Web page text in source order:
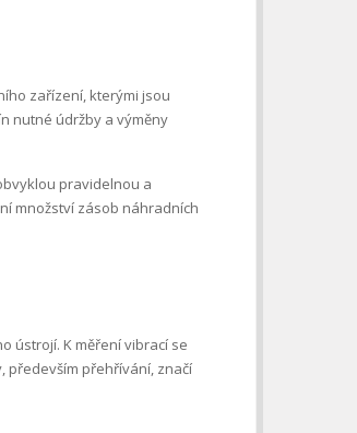
zařízení, kterými jsou
nutné údržby a výměny
pravidelnou a
množství zásob náhradních
ústrojí. K měření vibrací se
především přehřívání, značí